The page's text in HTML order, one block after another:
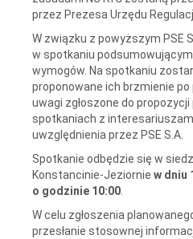
przez Prezesa Urzędu
W związku z powyższym PSE
w spotkaniu
wymogów. Na spotkaniu
proponowane ich brzmienie
uwagi zgłoszone do
spotkaniach z
uwzględnienia przez PSE S.A.
Spotkanie odbędzie się w
Konstancinie-Jeziornie w dniu
o godzinie 10:00
W celu zgłoszenia
przesłanie stosownej